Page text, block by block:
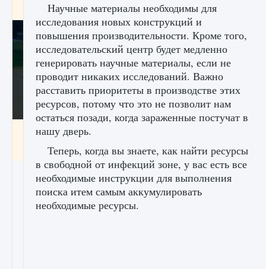
9 августа 2024 1 297 0 0
Как включить чат в Fortnite
9 августа 2024 1 335 0 0
Научные материалы необходимы для
исследования новых конструкций и
повышения производительности. Кроме того,
исследовательский центр будет медленно
генерировать научные материалы, если не
проводит никаких исследований. Важно
расставить приоритеты в производстве этих
ресурсов, потому что это не позволит нам
остаться позади, когда зараженные постучат в
нашу дверь.
Теперь, когда вы знаете, как найти ресурсы
в свободной от инфекций зоне, у вас есть все
необходимые инструкции для выполнения
поиска итем самым аккумулировать
необходимые ресурсы.